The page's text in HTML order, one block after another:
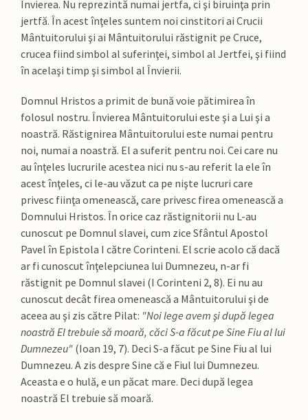
Învierea. Nu reprezintă numai jertfa, ci şi biruinţa prin
jertfă. În acest înţeles suntem noi cinstitori ai Crucii
Mântuitorului şi ai Mântuitorului răstignit pe Cruce,
crucea fiind simbol al suferinţei, simbol al Jertfei, şi fiind
în acelaşi timp şi simbol al Învierii.
Domnul Hristos a primit de bună voie pătimirea în
folosul nostru. Învierea Mântuitorului este şi a Lui şi a
noastră. Răstignirea Mântuitorului este numai pentru
noi, numai a noastră. El a suferit pentru noi. Cei care nu
au înţeles lucrurile acestea nici nu s-au referit la ele în
acest înţeles, ci le-au văzut ca pe nişte lucruri care
privesc fiinţa omenească, care privesc firea omenească a
Domnului Hristos. În orice caz răstignitorii nu L-au
cunoscut pe Domnul slavei, cum zice Sfântul Apostol
Pavel în Epistola I către Corinteni. El scrie acolo că dacă
ar fi cunoscut înţelepciunea lui Dumnezeu, n-ar fi
răstignit pe Domnul slavei (I Corinteni 2, 8). Ei nu au
cunoscut decât firea omenească a Mântuitorului şi de
aceea au şi zis către Pilat: "Noi lege avem şi după legea
noastră El trebuie să moară, căci S-a făcut pe Sine Fiu al lui
Dumnezeu" (Ioan 19, 7). Deci S-a făcut pe Sine Fiu al lui
Dumnezeu. A zis despre Sine că e Fiul lui Dumnezeu.
Aceasta e o hulă, e un păcat mare. Deci după legea
noastră El trebuie să moară.